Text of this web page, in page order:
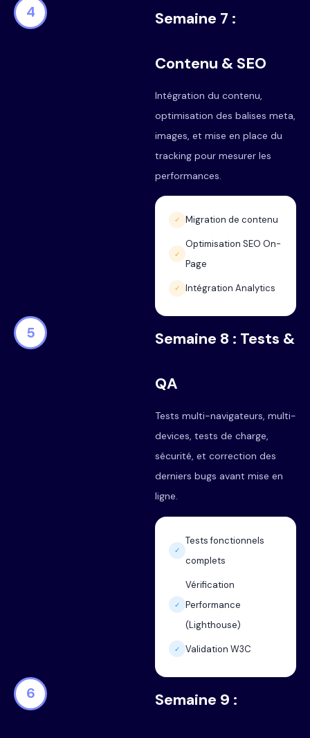
4 Semaine 7 :
Contenu & SEO
Intégration du contenu,
optimisation des balises meta,
images, et mise en place du
tracking pour mesurer les
performances.
✓ Migration de contenu
✓
Optimisation SEO On-
Page
✓ Intégration Analytics
5 Semaine 8 : Tests &
QA
Tests multi-navigateurs, multi-
devices, tests de charge,
sécurité, et correction des
derniers bugs avant mise en
ligne.
✓
Tests fonctionnels
complets
✓
Vérification
Performance
(Lighthouse)
✓ Validation W3C
6 Semaine 9 :